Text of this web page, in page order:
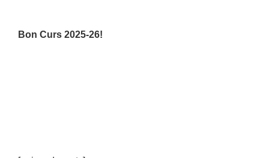
Bon Curs 2025-26!